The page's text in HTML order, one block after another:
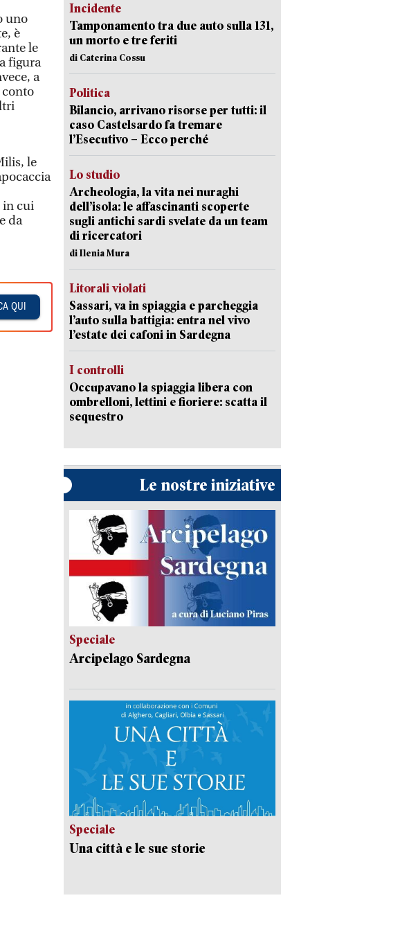
uno
è
le
figura
a
conto
le
in cui
da
QUI
Incidente
Tamponamento tra due auto sulla 131,
un morto e tre feriti
di Caterina Cossu
Politica
Bilancio, arrivano risorse per tutti: il
caso Castelsardo fa tremare
l’Esecutivo – Ecco perché
Lo studio
Archeologia, la vita nei nuraghi
dell’isola: le affascinanti scoperte
sugli antichi sardi svelate da un team
di ricercatori
di Ilenia Mura
Litorali violati
Sassari, va in spiaggia e parcheggia
l’auto sulla battigia: entra nel vivo
l’estate dei cafoni in Sardegna
I controlli
Occupavano la spiaggia libera con
ombrelloni, lettini e fioriere: scatta il
sequestro
Le nostre iniziative
Speciale
Arcipelago Sardegna
Speciale
Una città e le sue storie